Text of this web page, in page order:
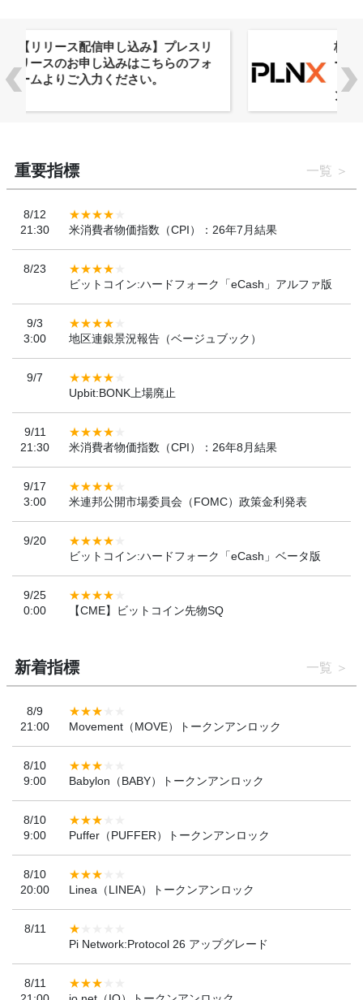
株式会社PlnX、アジア最大級のグロ
ーバルWeb3カンファレンス
「WebX2026」とのコラボレーショ
重要指標 一覧
8/12
21:30
米消費者物価指数（CPI）：26年7月結果
8/23
ビットコイン:ハードフォーク「eCash」アルファ版
9/3
3:00
地区連銀景況報告（ベージュブック）
9/7
Upbit:BONK上場廃止
9/11
21:30
米消費者物価指数（CPI）：26年8月結果
9/17
3:00
米連邦公開市場委員会（FOMC）政策金利発表
9/20
ビットコイン:ハードフォーク「eCash」ベータ版
9/25
0:00
【CME】ビットコイン先物SQ
新着指標 一覧
8/9
21:00
Movement（MOVE）トークンアンロック
8/10
9:00
Babylon（BABY）トークンアンロック
8/10
9:00
Puffer（PUFFER）トークンアンロック
8/10
20:00
Linea（LINEA）トークンアンロック
8/11
Pi Network:Protocol 26 アップグレード
8/11